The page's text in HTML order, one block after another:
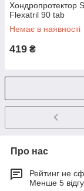
Хондропротектор
Flexatril 90 tab
Немає в наявності
419 ₴
Про нас
Рейтинг не
Менше 5